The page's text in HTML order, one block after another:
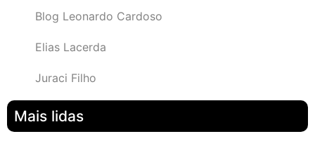
Blog Leonardo Cardoso
Elias Lacerda
Juraci Filho
Mais lidas